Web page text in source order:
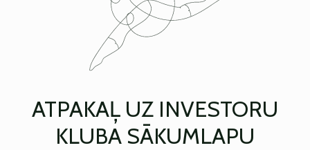
ATPAKAĻ UZ INVESTORU
KLUBA SĀKUMLAPU